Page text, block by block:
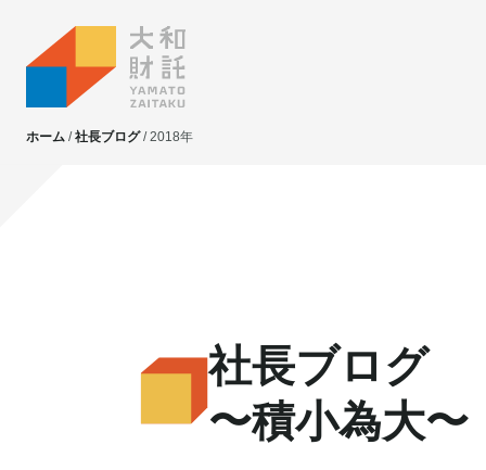
賃貸管理
土地活用
大和財託独自の
賃貸管理
土地活用
ホーム 社長ブログ 2018年
社長ブログ
〜積小為大〜